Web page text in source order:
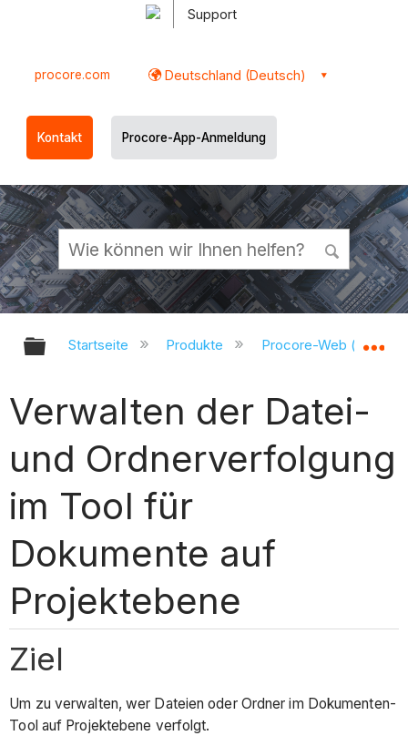
Support
procore.com Deutschland (Deutsch)
Kontakt Procore-App-Anmeldung
Globale Hierarchie auf- und
Startseite Produkte Procore-Web
Verwalten der Datei-
und Ordnerverfolgung
im Tool für
Dokumente auf
Projektebene
Ziel
Um zu verwalten, wer Dateien oder Ordner im Dokumenten-
Tool auf Projektebene verfolgt.